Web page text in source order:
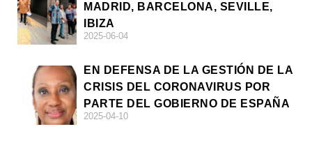
MADRID, BARCELONA, SEVILLE,
IBIZA
2025-06-04
EN DEFENSA DE LA GESTIÓN DE LA
CRISIS DEL CORONAVIRUS POR
PARTE DEL GOBIERNO DE ESPAÑA
2025-04-10